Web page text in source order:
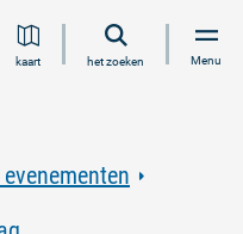
Ga
naar
Ga
naar
Ga
naar
Ga
naar
kaart het zoeken Menu